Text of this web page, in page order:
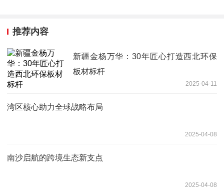
推荐内容
新疆金杨万华：30年匠心打造西北环保
板材标杆
2025-04-11
湾区核心助力全球战略布局
2025-04-08
南沙启航的跨境生态新支点
2025-04-08